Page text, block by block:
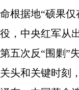
命根据地“硕果
役，中央红军从
第五次反“围剿”
关头和关键时刻